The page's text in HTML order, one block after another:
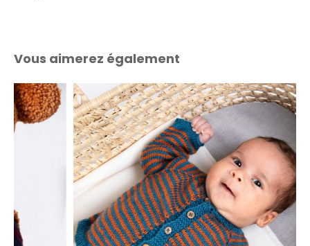
Vous aimerez également